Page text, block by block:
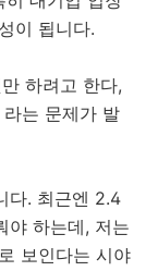
이 됩니다.
하려고 한다,
는 문제가 발
다. 최근엔 2.4
야 하는데, 저는
보인다는 시야